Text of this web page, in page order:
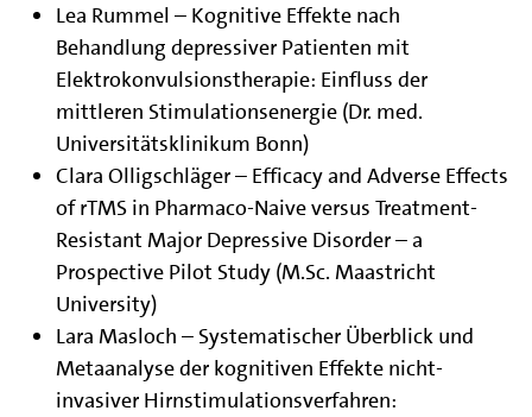
Lea Rummel – Kognitive Effekte nach
Behandlung depressiver Patienten mit
Elektrokonvulsionstherapie: Einfluss der
mittleren Stimulationsenergie (Dr. med.
Universitätsklinikum Bonn)
Clara Olligschläger – Efficacy and Adverse Effects
of rTMS in Pharmaco-Naive versus Treatment-
Resistant Major Depressive Disorder – a
Prospective Pilot Study (M.Sc. Maastricht
University)
Lara Masloch – Systematischer Überblick und
Metaanalyse der kognitiven Effekte nicht-
invasiver Hirnstimulationsverfahren: